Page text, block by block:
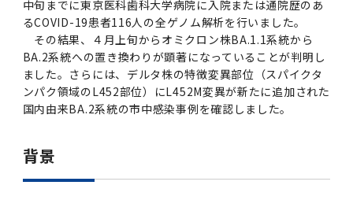
国立大学法人ガバナンス・コード報告書
役員会議事概要について
企業活動と医療機関等の透明性ガイドライン
対象）の募集について
学位の申請
2015年 （PDF：83.3MB）
2014年 （PDF：21.4MB）
2013年 （PDF：6.4MB）
2019年度
2018年度
2017年度
2016年度
2016年 （PDF：13.5MB）
2015年 （PDF：2.3MB）
卒後3年大学評価アンケート
卒業時大学評価アンケート
教学IR 業績・活動
脳統合機能研究センター
核酸・ペプチド創薬治療研究センター
図書館
図書館講習会
アクティブラーニング教室・情報検索室
イマキク
連絡先一覧
ダイバーシティ・インクルージョン室
中旬までに東京医科歯科大学病院に入院または通院歴のあ
るCOVID-19患者116人の全ゲノム解析を行いました。
その結果、４月上旬からオミクロン株BA.1.1系統から
BA.2系統への置き換わりが顕著になっていることが判明し
ました。さらには、デルタ株の特徴変異部位（スパイクタ
ンパク領域のL452部位）にL452M変異が新たに追加された
国内由来BA.2系統の市中感染事例を確認しました。
背景